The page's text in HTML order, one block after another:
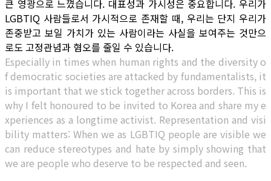
큰 영광으로 느꼈습니다. 대표성과 가시성은 중요합니다. 우리가
LGBTIQ 사람들로서 가시적으로 존재할 때, 우리는 단지 우리가
존중받고 보일 가치가 있는 사람이라는 사실을 보여주는 것만으
로도 고정관념과 혐오를 줄일 수 있습니다.
Especially in times when human rights and the diversity o
f democratic societies are attacked by fundamentalists, it
is important that we stick together across borders. This is
why I felt honoured to be invited to Korea and share my e
xperiences as a longtime activist. Representation and visi
bility matters: When we as LGBTIQ people are visible we
can reduce stereotypes and hate by simply showing that
we are people who deserve to be respected and seen.